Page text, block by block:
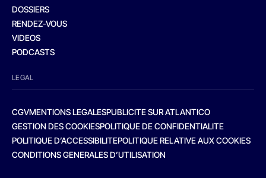
DOSSIERS
RENDEZ-VOUS
VIDEOS
PODCASTS
LEGAL
CGVMENTIONS LEGALESPUBLICITE SUR ATLANTICO
GESTION DES COOKIESPOLITIQUE DE CONFIDENTIALITE
POLITIQUE D’ACCESSIBILITEPOLITIQUE RELATIVE AUX COOKIES
CONDITIONS GENERALES D’UTILISATION